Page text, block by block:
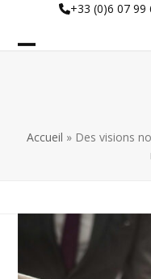
content
+33 (0)6 07 99
Accueil » Des visions